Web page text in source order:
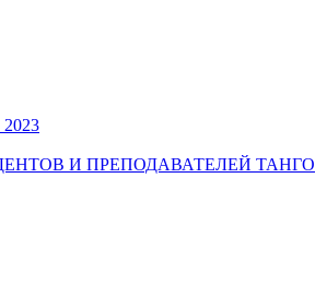
2023
И ПРЕПОДАВАТЕЛЕЙ ТАНГО